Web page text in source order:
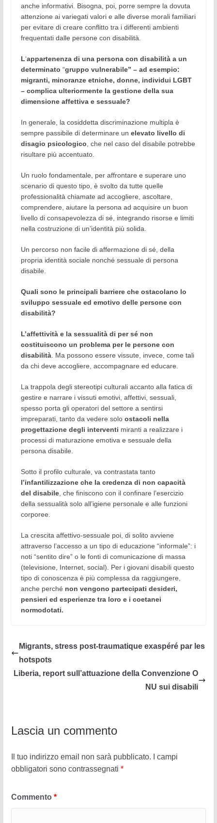
anche informativi. Bisogna, poi, porre sempre la dovuta
attenzione ai variegati valori e alle diverse morali familiari
per evitare di creare conflitto tra i differenti ambienti
frequentati dalle persone con disabilità.
L‘appartenenza di una persona con disabilità a un
determinato “gruppo vulnerabile” – ad esempio:
migranti, minoranze etniche, donne, individui LGBT
– complica ulteriormente la gestione della sua
dimensione affettiva e sessuale?
In generale, la cosiddetta discriminazione multipla è
sempre passibile di determinare un elevato livello di
disagio psicologico, che nel caso del disabile potrebbe
risultare più accentuato.
Un ruolo fondamentale, per affrontare e superare uno
scenario di questo tipo, è svolto da tutte quelle
professionalità chiamate ad accogliere, ascoltare,
comprendere, aiutare la persona ad acquisire un buon
livello di consapevolezza di sé, integrando risorse e limiti
nella costruzione di un’identità più solida.
Un percorso non facile di affermazione di sé, della
propria identità sociale nonché sessuale di persona
disabile.
Quali sono le principali barriere che ostacolano lo
sviluppo sessuale ed emotivo delle persone con
disabilità?
L’affettività e la sessualità di per sé non
costituiscono un problema per le persone con
disabilità. Ma possono essere vissute, invece, come tali
da chi deve accogliere, accompagnare ed educare.
La trappola degli stereotipi culturali accanto alla fatica di
gestire e narrare i vissuti emotivi, affettivi, sessuali,
spesso porta gli operatori del settore a sentirsi
impreparati, tanto da vedere soloostacoli nella
progettazione degli interventi miranti a realizzare i
processi di maturazione emotiva e sessuale della
persona disabile.
Sotto il profilo culturale, va contrastata tanto
l’infantilizzazione che la credenza di non capacità
del disabile, che finiscono con il confinare l’esercizio
della sessualità solo all’igiene personale e alle funzioni
corporee.
La crescita affettivo-sessuale poi, di solito avviene
attraverso l’accesso a un tipo di educazione “informale”: i
noti “sentito dire” o le fonti di comunicazione di massa
(televisione, Internet, social). Per i giovani disabili questo
tipo di conoscenza è più complessa da raggiungere,
anche perché non vengono partecipati desideri,
pensieri ed esperienze tra loro e i coetanei
normodotati.
Migrants, stress post-traumatique exaspéré par les
hotspots
Liberia, report sull’attuazione della Convenzione O
NU sui disabili
Lascia un commento
Il tuo indirizzo email non sarà pubblicato.
I campi
obbligatori sono contrassegnati *
Commento *